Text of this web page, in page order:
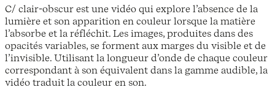
C/ clair-obscur est une vidéo qui explore l’absence de la
lumière et son apparition en couleur lorsque la matière
l’absorbe et la réfléchit. Les images, produites dans des
opacités variables, se forment aux marges du visible et de
l’invisible. Utilisant la longueur d’onde de chaque couleur
correspondant à son équivalent dans la gamme audible, la
vidéo traduit la couleur en son.